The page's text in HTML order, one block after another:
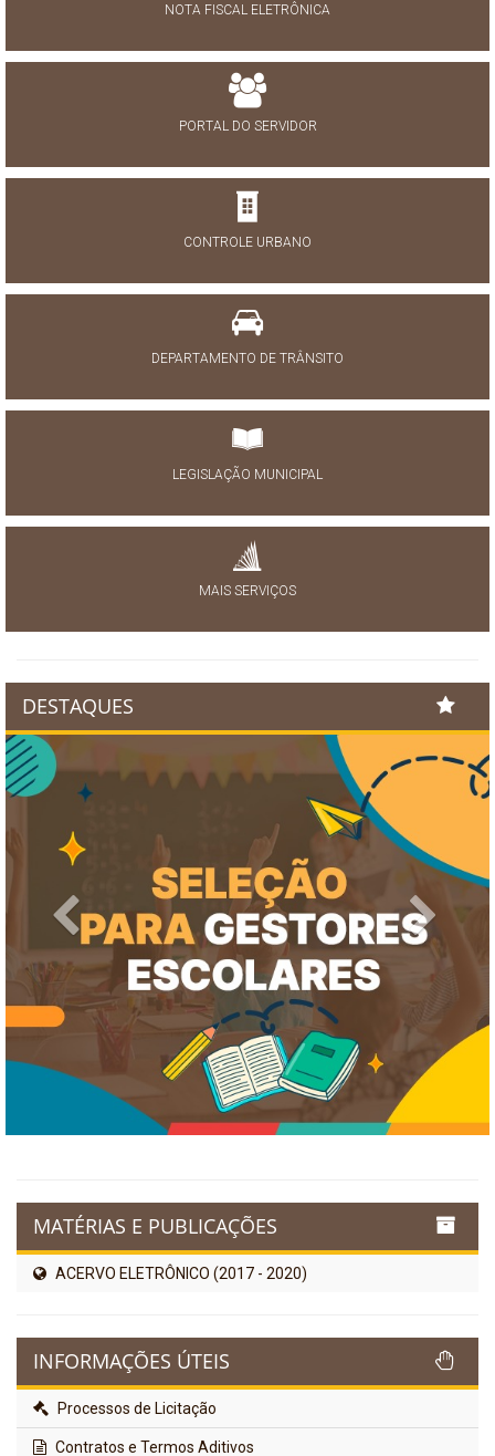
NOTA FISCAL ELETRÔNICA
PORTAL DO SERVIDOR
CONTROLE URBANO
DEPARTAMENTO DE TRÂNSITO
LEGISLAÇÃO MUNICIPAL
MAIS SERVIÇOS
DESTAQUES
Previous Next
MATÉRIAS E PUBLICAÇÕES
ACERVO ELETRÔNICO (2017 - 2020)
INFORMAÇÕES ÚTEIS
Processos de Licitação
Contratos e Termos Aditivos